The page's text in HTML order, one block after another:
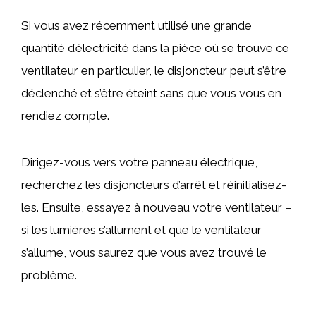
Si vous avez récemment utilisé une grande
quantité d’électricité dans la pièce où se trouve ce
ventilateur en particulier, le disjoncteur peut s’être
déclenché et s’être éteint sans que vous vous en
rendiez compte.
Dirigez-vous vers votre panneau électrique,
recherchez les disjoncteurs d’arrêt et réinitialisez-
les. Ensuite, essayez à nouveau votre ventilateur –
si les lumières s’allument et que le ventilateur
s’allume, vous saurez que vous avez trouvé le
problème.